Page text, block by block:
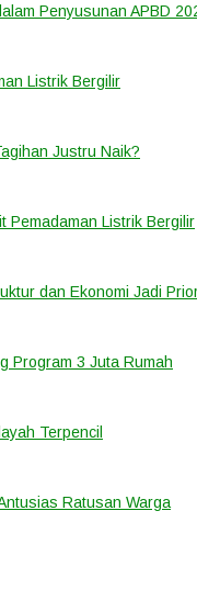
Penyusunan APBD
Listrik Bergilir
Justru Naik?
Pemadaman Listrik Bergilir
dan Ekonomi Jadi
Program 3 Juta Rumah
Terpencil
Ratusan Warga